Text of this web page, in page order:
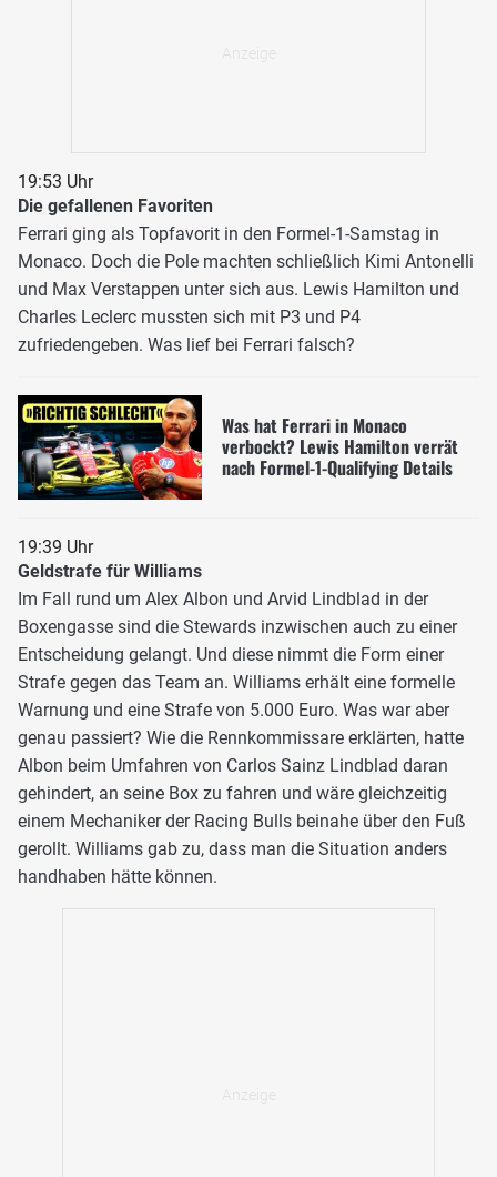
19:53 Uhr
Die gefallenen Favoriten
Ferrari ging als Topfavorit in den Formel-1-Samstag in
Monaco. Doch die Pole machten schließlich Kimi Antonelli
und Max Verstappen unter sich aus. Lewis Hamilton und
Charles Leclerc mussten sich mit P3 und P4
zufriedengeben. Was lief bei Ferrari falsch?
Was hat Ferrari in Monaco
verbockt? Lewis Hamilton verrät
nach Formel-1-Qualifying Details
19:39 Uhr
Geldstrafe für Williams
Im Fall rund um Alex Albon und Arvid Lindblad in der
Boxengasse sind die Stewards inzwischen auch zu einer
Entscheidung gelangt. Und diese nimmt die Form einer
Strafe gegen das Team an. Williams erhält eine formelle
Warnung und eine Strafe von 5.000 Euro. Was war aber
genau passiert? Wie die Rennkommissare erklärten, hatte
Albon beim Umfahren von Carlos Sainz Lindblad daran
gehindert, an seine Box zu fahren und wäre gleichzeitig
einem Mechaniker der Racing Bulls beinahe über den Fuß
gerollt. Williams gab zu, dass man die Situation anders
handhaben hätte können.